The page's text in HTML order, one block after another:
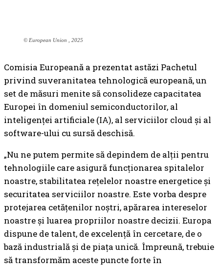
© European Union , 2025
Comisia Europeană a prezentat astăzi Pachetul
privind suveranitatea tehnologică europeană, un
set de măsuri menite să consolideze capacitatea
Europei în domeniul semiconductorilor, al
inteligenței artificiale (IA), al serviciilor cloud și al
software-ului cu sursă deschisă.
„Nu ne putem permite să depindem de alții pentru
tehnologiile care asigură funcționarea spitalelor
noastre, stabilitatea rețelelor noastre energetice și
securitatea serviciilor noastre. Este vorba despre
protejarea cetățenilor noștri, apărarea intereselor
noastre și luarea propriilor noastre decizii. Europa
dispune de talent, de excelență în cercetare, de o
bază industrială și de piața unică. Împreună, trebuie
să transformăm aceste puncte forte în